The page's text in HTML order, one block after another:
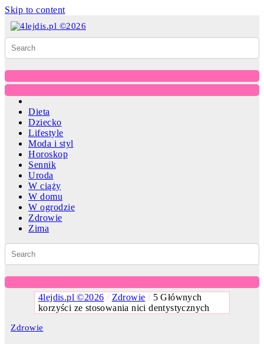
Skip to content
Dieta
Dziecko
Lifestyle
Moda i styl
Horoskop
Sennik
Uroda
W ciąży
W domu
W ogrodzie
Zdrowie
Zima
4lejdis.pl ©2026 / Zdrowie / 5 Głównych
korzyści ze stosowania nici dentystycznych
Zdrowie